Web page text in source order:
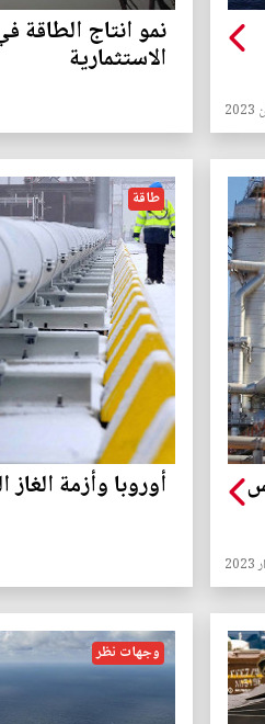
نمو انتاج الطاقة
الاستثمارية
طاقة
أوروبا وأزمة الغاز
وجهات نظر